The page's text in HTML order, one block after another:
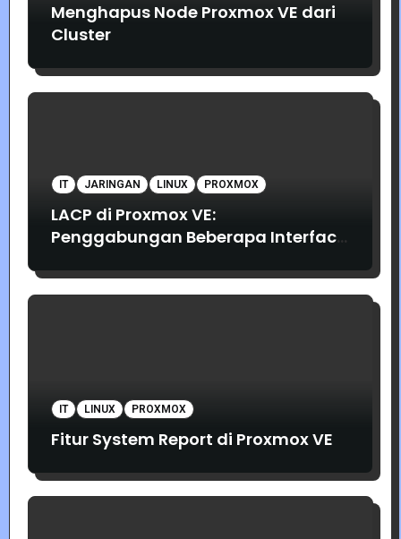
Menghapus Node Proxmox VE dari
Cluster
IT JARINGAN LINUX PROXMOX
LACP di Proxmox VE:
Penggabungan Beberapa Interface
IT LINUX PROXMOX
Fitur System Report di Proxmox VE